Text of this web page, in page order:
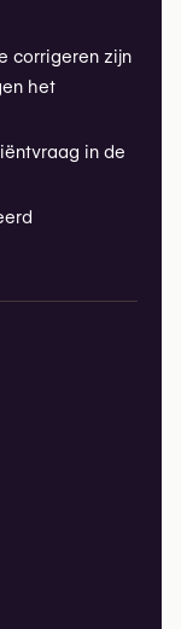
corrigeren zijn
het
in de